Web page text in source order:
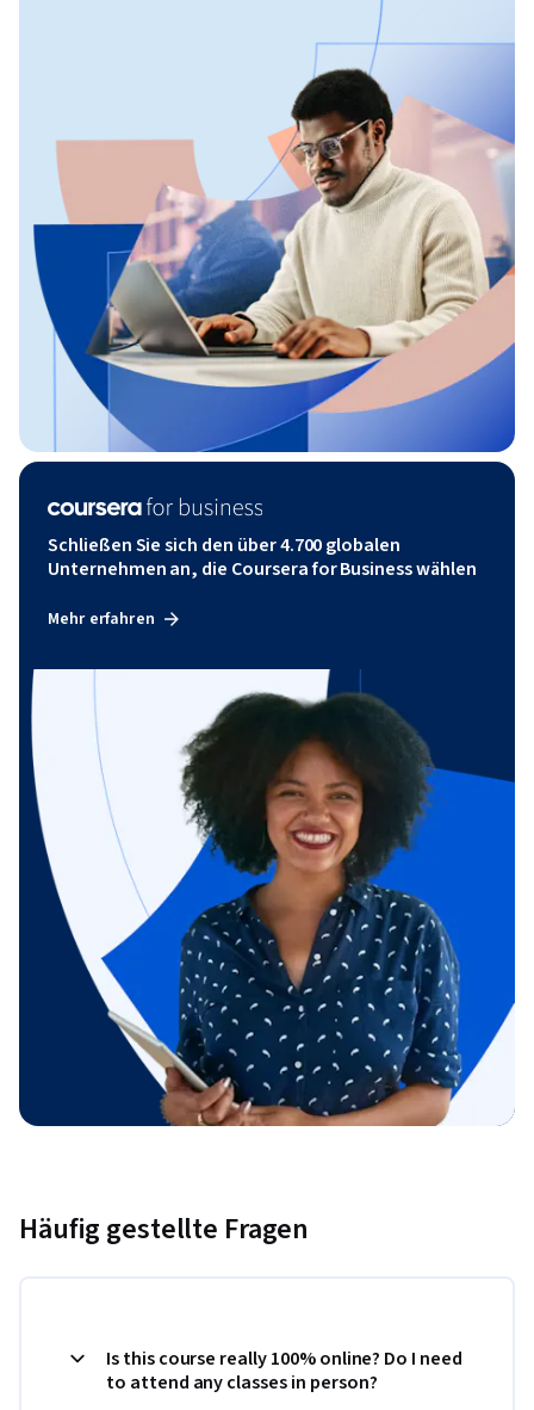
Schließen Sie sich den über 4.700 globalen
Unternehmen an, die Coursera for Business wählen
Mehr erfahren
Häufig gestellte Fragen
Is this course really 100% online? Do I need
to attend any classes in person?